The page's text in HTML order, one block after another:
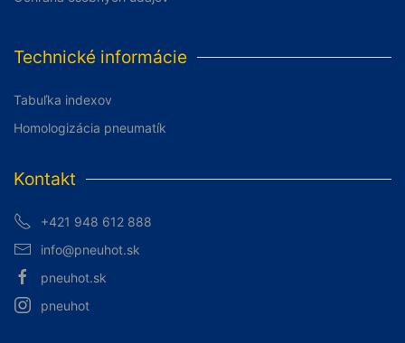
Technické informácie
Tabuľka indexov
Homologizácia pneumatík
Kontakt
+421 948 612 888
info@pneuhot.sk
pneuhot.sk
pneuhot